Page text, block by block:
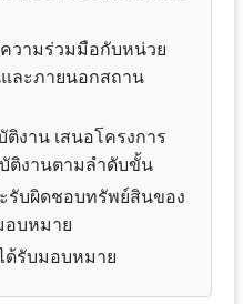
วามร่วมมือกับหน่วย
และภายนอกสถาน
งาน เสนอโครงการ
ติงานตามลำดับขั้น
รับผิดชอบทรัพย์สินของ
อบหมาย
รับมอบหมาย